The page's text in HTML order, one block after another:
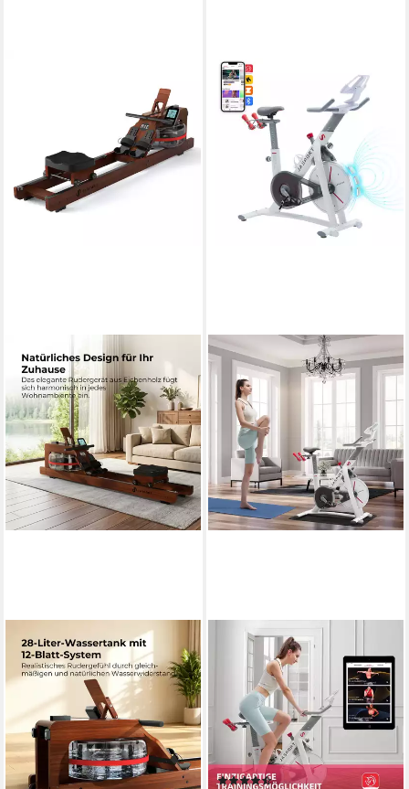
JASPORT
Rudergerät R1E mit
Wasserwiderstand aus Eiche
für Zuhause, Kinomap, 28 L,
150 kg
150,00 kg max. Benutzergewicht
200 cm
max. Körpergröße
210 cm
Sitzschienenlänge
JASPORT
Speedbike S3 Heimtrainer
Fahrrad, leise, 100 Stufen,
Bluetooth, bis 120 kg
120,00 kg max. Benutzergewicht
Magnetbremse Bremssystem
Manuell über Drehknopf Regulierung Widerstand
(3)